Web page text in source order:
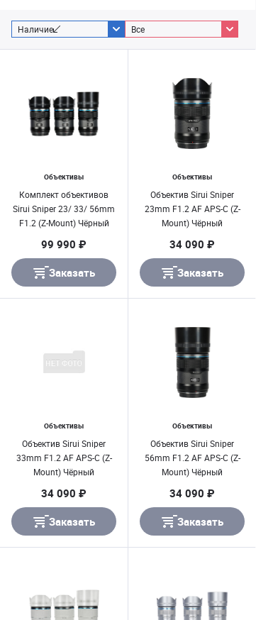
Наличие Все
Объективы
Комплект объективов
Sirui Sniper 23/ 33/ 56mm
F1.2 (Z-Mount) Чёрный
99 990 ₽
Заказать
Объективы
Объектив Sirui Sniper
23mm F1.2 AF APS-C (Z-
Mount) Чёрный
34 090 ₽
Заказать
Объективы
Объектив Sirui Sniper
33mm F1.2 AF APS-C (Z-
Mount) Чёрный
34 090 ₽
Заказать
Объективы
Объектив Sirui Sniper
56mm F1.2 AF APS-C (Z-
Mount) Чёрный
34 090 ₽
Заказать